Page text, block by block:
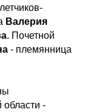
Валерия
. Почетной
- племянница
-